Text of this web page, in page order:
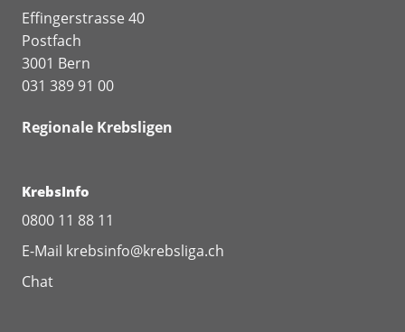
Effingerstrasse 40
Postfach
3001 Bern
031 389 91 00
Regionale Krebsligen
KrebsInfo
0800 11 88 11
E-Mail krebsinfo@krebsliga.ch
Chat